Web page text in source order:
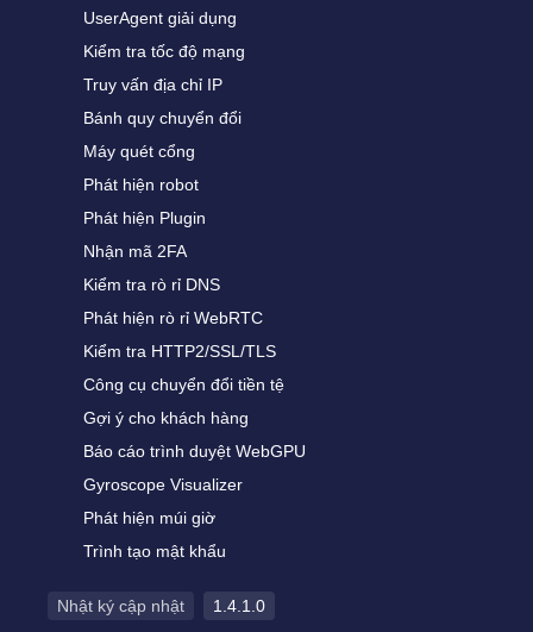
UserAgent giải dụng
Kiểm tra tốc độ mạng
Truy vấn địa chỉ IP
Bánh quy chuyển đổi
Máy quét cổng
Phát hiện robot
Phát hiện Plugin
Nhận mã 2FA
Kiểm tra rò rỉ DNS
Phát hiện rò rỉ WebRTC
Kiểm tra HTTP2/SSL/TLS
Công cụ chuyển đổi tiền tệ
Gợi ý cho khách hàng
Báo cáo trình duyệt WebGPU
Gyroscope Visualizer
Phát hiện múi giờ
Trình tạo mật khẩu
Nhật ký cập nhật 1.4.1.0